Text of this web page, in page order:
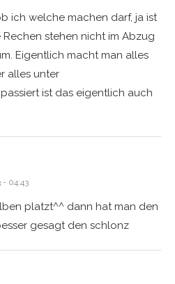
ich welche machen darf, ja ist
Rechen stehen nicht im Abzug
Eigentlich macht man alles
alles unter
ist das eigentlich auch
- 04:43
platzt^^ dann hat man den
gesagt den schlonz